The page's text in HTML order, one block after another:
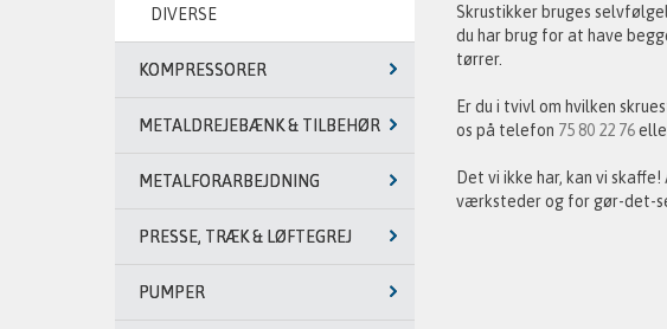
DIVERSE
KOMPRESSORER
METALDREJEBÆNK & TILBEHØR
METALFORARBEJDNING
PRESSE, TRÆK & LØFTEGREJ
PUMPER
Skrustikker bruges
du har brug for at have
tørrer.
Er du i tvivl om hvilken
os på telefon 75 80 22 76
Det vi ikke har, kan vi
værksteder og for gør-det-